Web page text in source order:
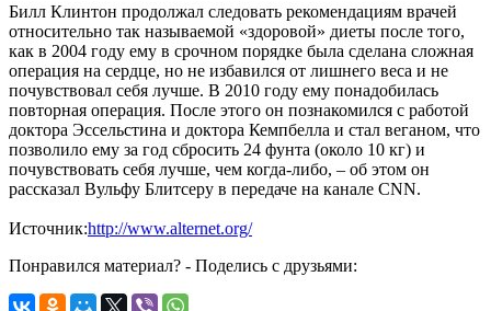
Билл Клинтон продолжал следовать рекомендациям врачей
относительно так называемой «здоровой» диеты после того,
как в 2004 году ему в срочном порядке была сделана сложная
операция на сердце, но не избавился от лишнего веса и не
почувствовал себя лучше. В 2010 году ему понадобилась
повторная операция. После этого он познакомился с работой
доктора Эссельстина и доктора Кемпбелла и стал веганом, что
позволило ему за год сбросить 24 фунта (около 10 кг) и
почувствовать себя лучше, чем когда-либо, – об этом он
рассказал Вульфу Блитсеру в передаче на канале CNN.
Источник:http://www.alternet.org/
Понравился материал? - Поделись с друзьями: